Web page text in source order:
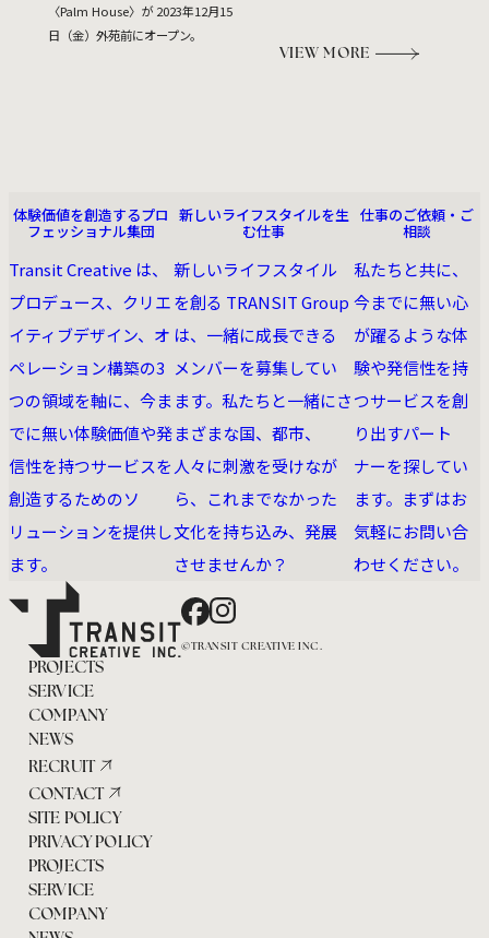
〈Palm House〉が 2023年12月15
日（金）外苑前にオープン。
VIEW MORE
体験価値を創造するプロ
フェッショナル集団
Transit Creative は、
プロデュース、クリエ
イティブデザイン、オ
ペレーション構築の3
つの領域を軸に、今ま
でに無い体験価値や発
信性を持つサービスを
創造するためのソ
リューションを提供し
ます。
新しいライフスタイルを生
む仕事
新しいライフスタイル
を創る TRANSIT Group
は、一緒に成長できる
メンバーを募集してい
ます。私たちと一緒にさ
まざまな国、都市、
人々に刺激を受けなが
ら、これまでなかった
文化を持ち込み、発展
させませんか？
仕事のご依頼・ご
相談
私たちと共に、
今までに無い⼼
が躍るような体
験や発信性を持
つサービスを創
り出すパート
ナーを探してい
ます。まずはお
気軽にお問い合
わせください。
Facebook
Instagram
©TRANSIT CREATIVE INC.
PROJECTS
SERVICE
COMPANY
NEWS
RECRUIT
CONTACT
SITE POLICY
PRIVACY POLICY
PROJECTS
SERVICE
COMPANY